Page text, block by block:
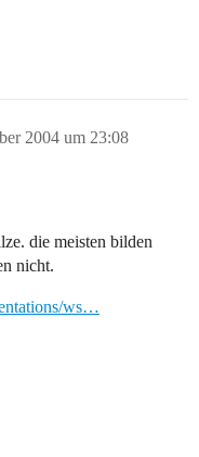
2004 um 23:08
die meisten bilden
nicht.
ws…